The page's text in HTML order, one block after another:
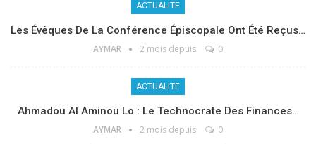
ACTUALITE
Les Évêques De La Conférence Épiscopale Ont Été Reçus…
AYMAR 2 mois depuis 0
ACTUALITE
Ahmadou Al Aminou Lo : Le Technocrate Des Finances…
AYMAR 2 mois depuis 0